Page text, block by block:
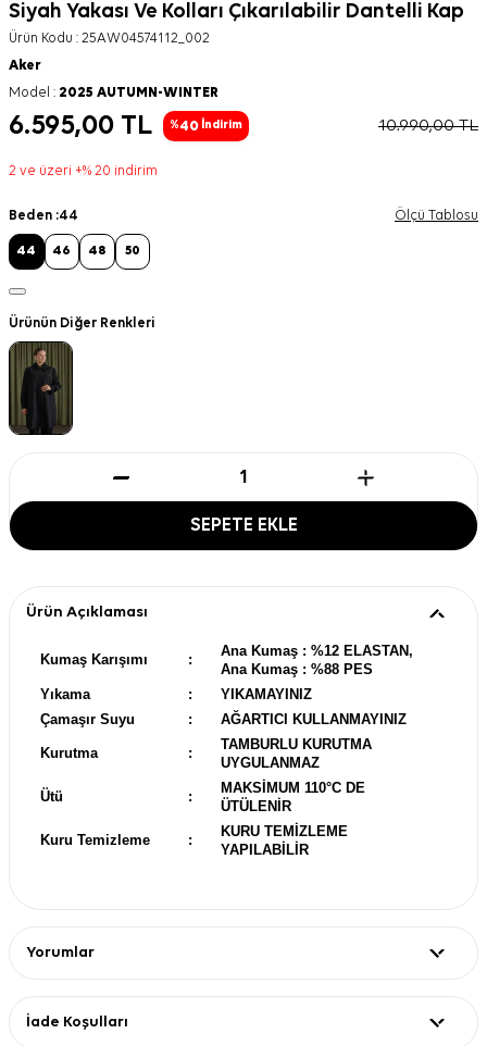
Siyah Yakası Ve Kolları Çıkarılabilir Dantelli Kap
Ürün Kodu : 25AW04574112_002
Aker
Model : 2025 AUTUMN-WINTER
6.595,00 TL %40 İndirim 10.990,00TL
2 ve üzeri +% 20 indirim
Beden :44 Ölçü Tablosu
44 46 48 50
Ürünün Diğer Renkleri
SEPETE EKLE
Ürün Açıklaması
Kumaş Karışımı :
Ana Kumaş : %12 ELASTAN,
Ana Kumaş : %88 PES
Yıkama
:
YIKAMAYINIZ
Çamaşır Suyu
: AĞARTICI KULLANMAYINIZ
Kurutma :
TAMBURLU KURUTMA
UYGULANMAZ
Ütü :
MAKSİMUM 110°C DE
ÜTÜLENİR
Kuru Temizleme :
KURU TEMİZLEME
YAPILABİLİR
Yorumlar
İade Koşulları